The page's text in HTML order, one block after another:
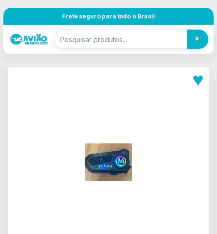
Frete seguro para todo o Brasil
♥